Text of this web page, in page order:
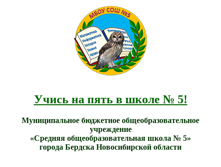
Учись на пять в школе № 5!
Муниципальное бюджетное общеобразовательное
учреждение
«Средняя общеобразовательная школа № 5»
города Бердска Новосибирской области